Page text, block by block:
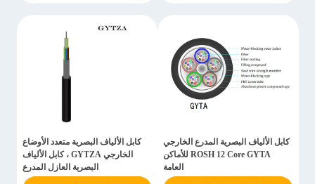
كابل الألياف البصرية المدرع الخارجي
ROSH 12 Core GYTA للأماكن
العامة
كابل الألياف البصرية متعدد الأوضاع
الخارجي GYTZA ، كابل الألياف
البصرية العازل المدرع